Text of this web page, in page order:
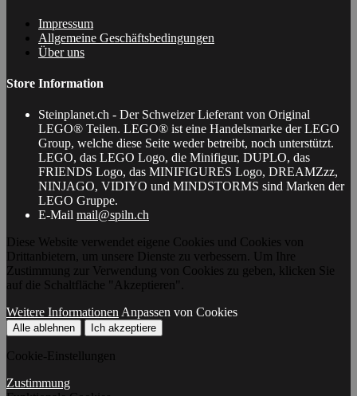
Impressum
Allgemeine Geschäftsbedingungen
Über uns
Store Information
Steinplanet.ch - Der Schweizer Lieferant von Original
LEGO® Teilen. LEGO® ist eine Handelsmarke der LEGO
Group, welche diese Seite weder betreibt, noch unterstützt.
LEGO, das LEGO Logo, die Minifigur, DUPLO, das
FRIENDS Logo, das MINIFIGURES Logo, DREAMZzz,
NINJAGO, VIDIYO und MINDSTORMS sind Marken der
LEGO Gruppe.
E-Mail mail@spiln.ch
Diese Website verwendet eigene Cookies und Cookies von
Drittanbietern, um unsere Dienste zu verbessern. Um Ihre
Zustimmung zur Verwendung von Cookies zu geben, klicken Sie
auf die Schaltfläche "Akzeptieren".
Weitere Informationen Anpassen von Cookies
Alle ablehnen Ich akzeptiere
Cookie-Einstellungen
Zustimmung